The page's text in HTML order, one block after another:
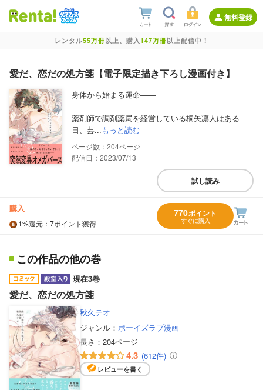
無料登録
レンタル55万冊以上、購入147万冊以上配信中！
愛だ、恋だの処方箋【電子限定描き下ろし漫画付き】
身体から始まる運命――
薬剤師で調剤薬局を経営している桐矢凛人はある
日、芸...もっと読む
204
配信日：2023/07/13
試し読み
購入
1%還元 ：7ポイント獲得
770ポイント
すぐに購入
この作品の他の巻
現在3巻
愛だ、恋だの処方箋
秋久テオ
ジャンル： ボーイズラブ漫画
長さ： 204ページ
4.3 (612件)
レビューを書く